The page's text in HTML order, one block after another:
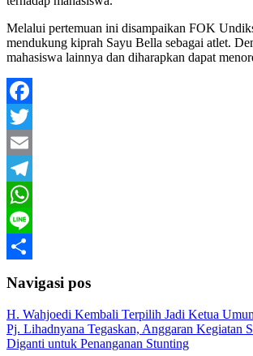
Melalui pertemuan ini disampaikan FOK
mendukung kiprah Sayu Bella sebagai atlet.
mahasiswa lainnya dan diharapkan dapat
Facebook
Twitter
Email
Telegram
WhatsApp
Line
Navigasi pos
H. Wahjoedi Kembali Terpilih Jadi Ketua
Pj. Lihadnyana Tegaskan, Anggaran Kegiatan
Diganti untuk Penanganan Stunting